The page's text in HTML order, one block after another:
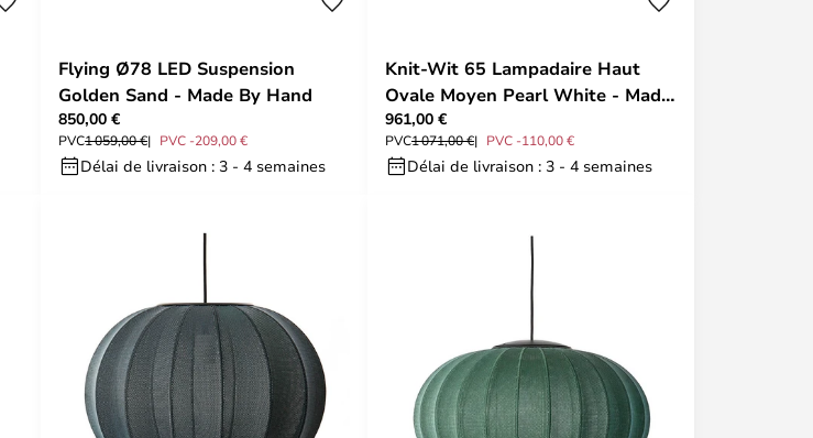
Flying Ø78 LED Suspension
Golden Sand - Made By Hand
850,00 €
PVC1 059,00 € PVC -209,00 €
Délai de livraison : 3 - 4 semaines
Knit-Wit 65 Lampadaire Haut
Ovale Moyen Pearl White - Made
By Hand
961,00 €
PVC1 071,00 € PVC -110,00 €
Délai de livraison : 3 - 4 semaines